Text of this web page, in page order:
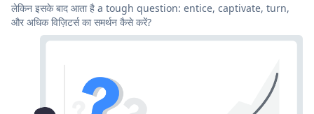
लेकिन इसके बाद आता है a tough question: entice, captivate, turn,
और अधिक विज़िटर्स का समर्थन कैसे करें?